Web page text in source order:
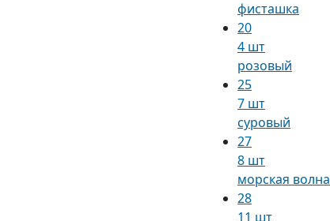
фисташка
20
4 шт
розовый
25
7 шт
суровый
27
8 шт
морская волна
28
11 шт